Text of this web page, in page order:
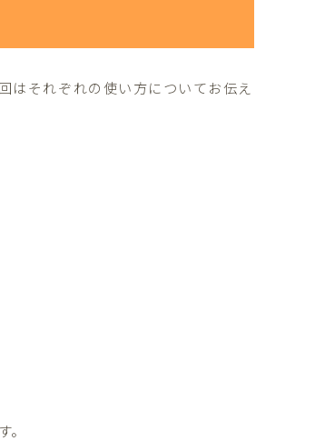
はそれぞれの使い方についてお伝え